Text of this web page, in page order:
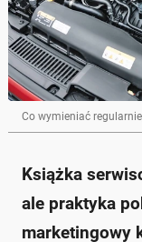
do
Olej w
powinien
razie mogą
może
Co wymieniać
Książka
ale praktyka
marketingowy